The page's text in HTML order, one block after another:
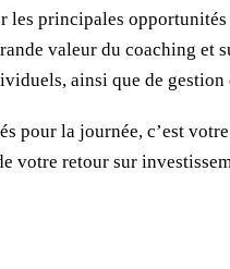
principales opportunités
valeur du coaching
ainsi que de
la journée, c’est
votre retour sur